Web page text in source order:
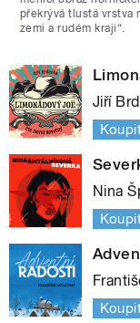
překrývá tlustá vrstva
zemi a rudém kraji“.
Jiří
Nina